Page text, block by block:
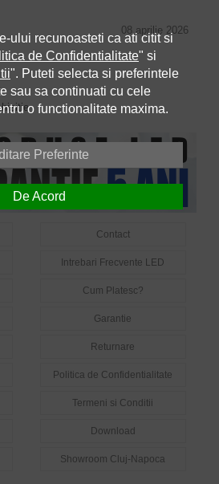
08 aprilie 2026
Contact
Intrebari Frecvente LED
Cum Platesc?
Garantie
Returnare
Politica de Confidentialitate
Termeni si Conditii
Download
Showroom Cluj-Napoca
ului recunoasteti ca ati citit si
de Confidentialitate" si
". Puteti selecta si preferintele
sau sa continuati cu cele
o functionalitate maxima.
Preferinte
De Acord